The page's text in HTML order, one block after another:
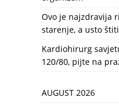
Ovo je najzdravija
starenje, a usto
Kardiohirurg
120/80, pijte na
AUGUST 2026